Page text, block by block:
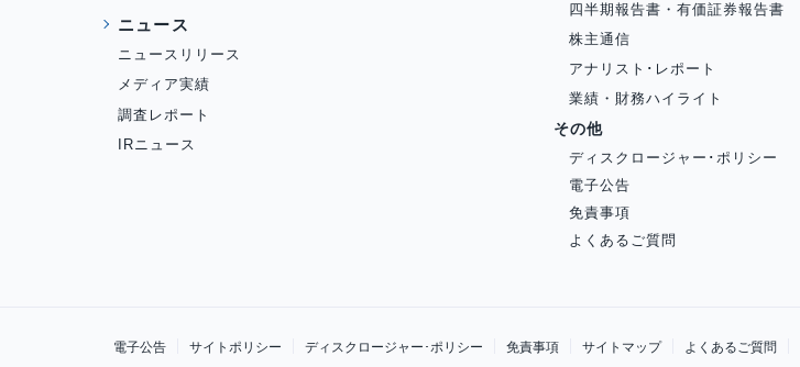
ニュース
ニュースリリース
メディア実績
調査レポート
IRニュース
四半期報告書・有価証券報告書
株主通信
アナリスト･レポート
業績・財務ハイライト
その他
ディスクロージャー･ポリシー
電子公告
免責事項
よくあるご質問
電子公告 サイトポリシー ディスクロージャー･ポリシー 免責事項 サイトマップ よくあるご質問